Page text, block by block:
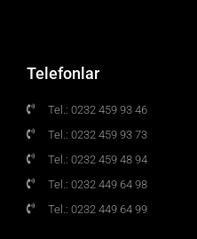
Telefonlar
Tel.: 0232 459 93 46
Tel.: 0232 459 93 73
Tel.: 0232 459 48 94
Tel.: 0232 449 64 98
Tel.: 0232 449 64 99